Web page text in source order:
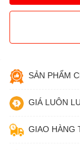
SẢN PHẨM
GIÁ LUÔN
GIAO HÀNG